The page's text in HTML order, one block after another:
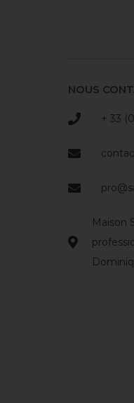
NOUS
+ 33
Maison